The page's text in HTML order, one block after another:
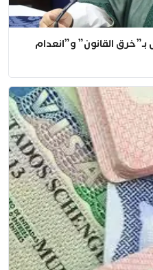
القانون” و”انعدام